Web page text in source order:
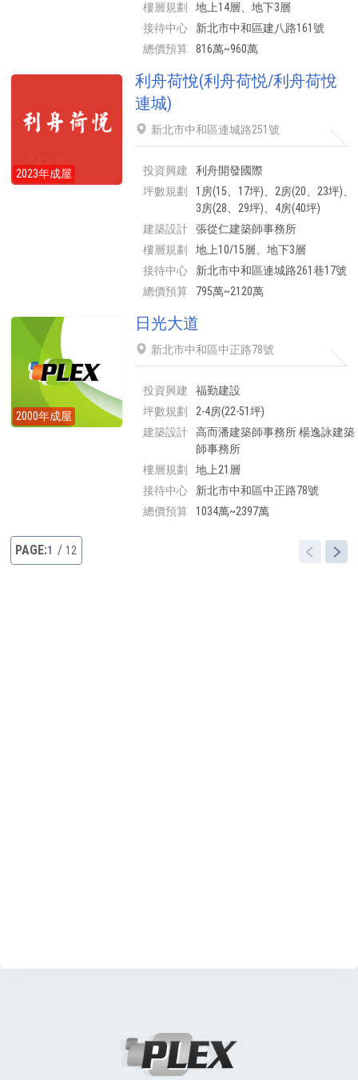
樓層規劃
地上14層、地下3層
接待中心
新北市中和區建八路161號
總價預算
816萬~960萬
2023年成屋
利舟荷悅(利舟荷悦/利舟荷悅
連城)
新北市中和區連城路251號
投資興建
利舟開發國際
坪數規劃
1房(15、17坪)、2房(20、23坪)、
3房(28、29坪)、4房(40坪)
建築設計
張從仁建築師事務所
樓層規劃
地上10/15層、地下3層
接待中心
新北市中和區連城路261巷17號
總價預算
795萬~2120萬
2000年成屋
日光大道
新北市中和區中正路78號
投資興建
福勤建設
坪數規劃
2-4房(22-51坪)
建築設計
高而潘建築師事務所 楊逸詠建築
師事務所
樓層規劃
地上21層
接待中心
新北市中和區中正路78號
總價預算
1034萬~2397萬
1 12